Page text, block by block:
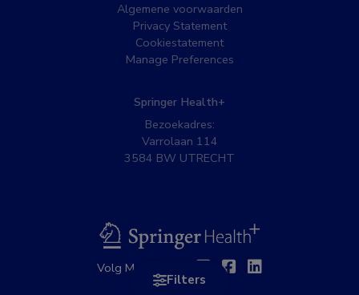
Filters
Algemene voorwaarden
Privacy Statement
Cookiestatement
Manage Preferences
Springer Health+
Bezoekadres:
Varrolaan 114
3584 BW UTRECHT
BSL
Volg MedNet op: TwitterFacebook
Linkedin